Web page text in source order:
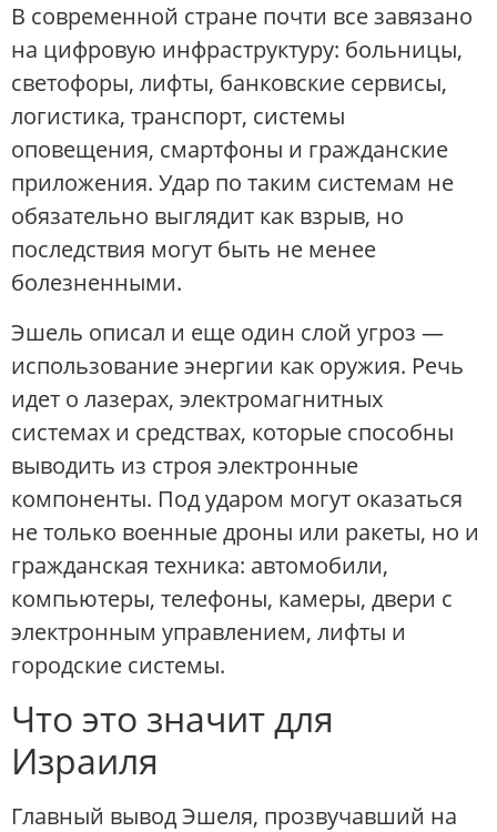
В современной стране почти все завязано
на цифровую инфраструктуру: больницы,
светофоры, лифты, банковские сервисы,
логистика, транспорт, системы
оповещения, смартфоны и гражданские
приложения. Удар по таким системам не
обязательно выглядит как взрыв, но
последствия могут быть не менее
болезненными.
Эшель описал и еще один слой угроз —
использование энергии как оружия. Речь
идет о лазерах, электромагнитных
системах и средствах, которые способны
выводить из строя электронные
компоненты. Под ударом могут оказаться
не только военные дроны или ракеты, но и
гражданская техника: автомобили,
компьютеры, телефоны, камеры, двери с
электронным управлением, лифты и
городские системы.
Что это значит для
Израиля
Главный вывод Эшеля, прозвучавший на